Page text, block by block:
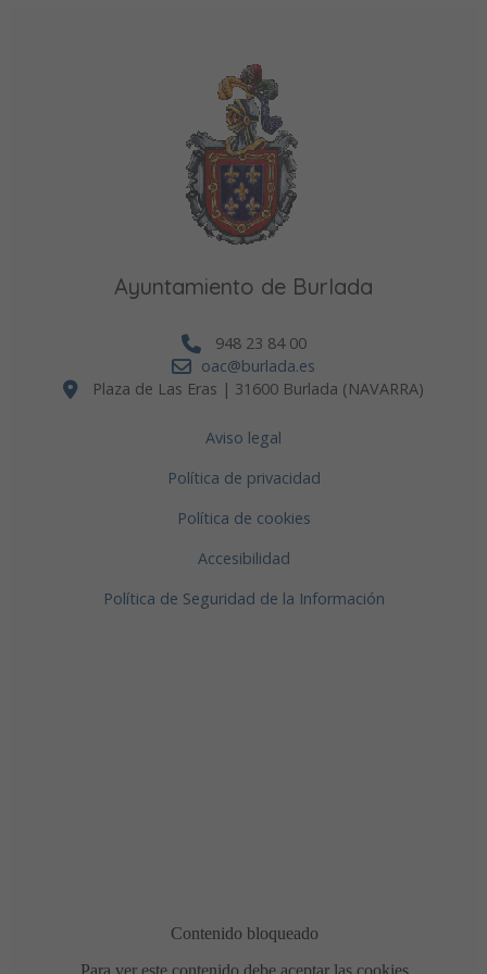
Ayuntamiento de Burlada
948 23 84 00
oac@burlada.es
Plaza de Las Eras | 31600 Burlada (NAVARRA)
Aviso legal
Política de privacidad
Política de cookies
Accesibilidad
Política de Seguridad de la Información